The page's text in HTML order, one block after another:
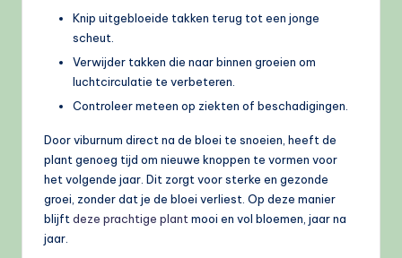
Knip uitgebloeide takken terug tot een jonge
scheut.
Verwijder takken die naar binnen groeien om
luchtcirculatie te verbeteren.
Controleer meteen op ziekten of beschadigingen.
Door viburnum direct na de bloei te snoeien, heeft de
plant genoeg tijd om nieuwe knoppen te vormen voor
het volgende jaar. Dit zorgt voor sterke en gezonde
groei, zonder dat je de bloei verliest. Op deze manier
blijft deze prachtige plant mooi en vol bloemen, jaar na
jaar.